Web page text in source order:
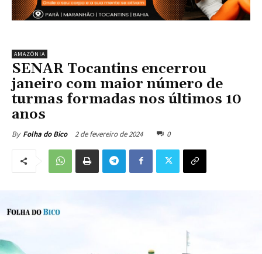
AMAZÔNIA
SENAR Tocantins encerrou
janeiro com maior número de
turmas formadas nos últimos 10
anos
By Folha do Bico 2 de fevereiro de 2024 0